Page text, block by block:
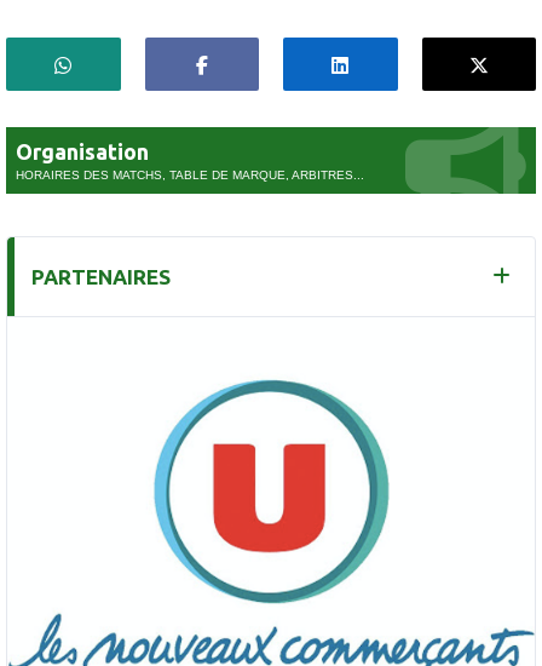
Organisation
HORAIRES DES MATCHS, TABLE DE MARQUE, ARBITRES...
PARTENAIRES